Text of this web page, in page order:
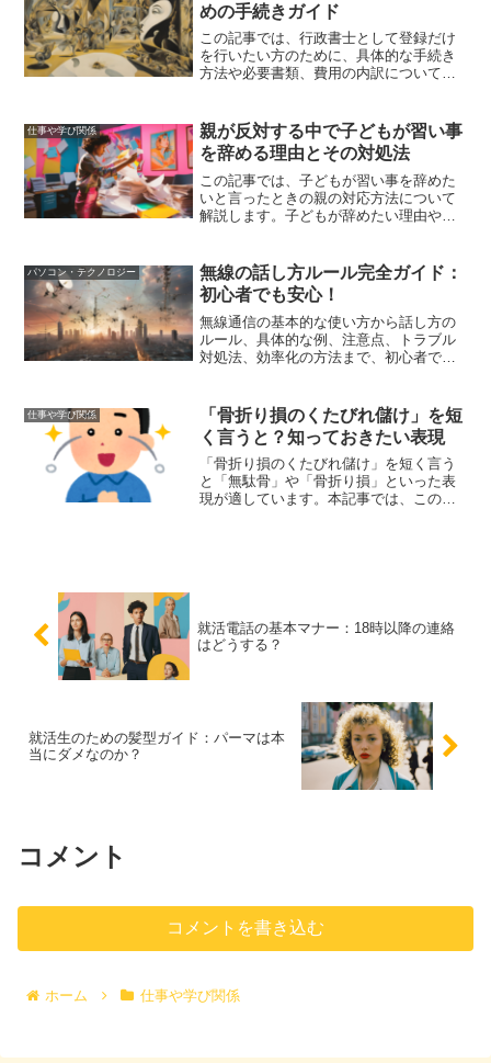
めの手続きガイド
この記事では、行政書士として登録だけ
を行いたい方のために、具体的な手続き
方法や必要書類、費用の内訳について詳
介しています。
仕事や学び関係
親が反対する中で子どもが習い事
を辞める理由とその対処法
この記事では、子どもが習い事を辞めた
いと言ったときの親の対応方法について
解説します。子どもが辞めたい理由や親
ための具体的な方法を紹介します。
パソコン・テクノロジー
無線の話し方ルール完全ガイド：
初心者でも安心！
無線通信の基本的な使い方から話し方の
ルール、具体的な例、注意点、トラブル
対処法、効率化の方法まで、初心者でも
仕事や学び関係
「骨折り損のくたびれ儲け」を短
く言うと？知っておきたい表現
「骨折り損のくたびれ儲け」を短く言う
と「無駄骨」や「骨折り損」といった表
現が適しています。本記事では、このこ
就活電話の基本マナー：18時以降の連絡
はどうする？
就活生のための髪型ガイド：パーマは本
当にダメなのか？
コメント
コメントを書き込む
ホーム 仕事や学び関係